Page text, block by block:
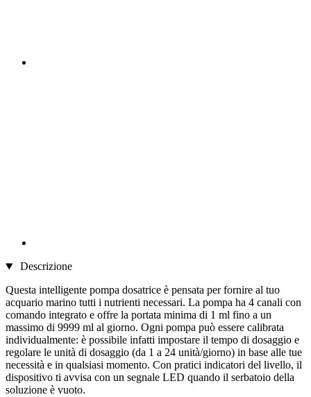
Descrizione
Questa intelligente pompa dosatrice è pensata per fornire al tuo
acquario marino tutti i nutrienti necessari. La pompa ha 4 canali con
comando integrato e offre la portata minima di 1 ml fino a un
massimo di 9999 ml al giorno. Ogni pompa può essere calibrata
individualmente: è possibile infatti impostare il tempo di dosaggio e
regolare le unità di dosaggio (da 1 a 24 unità/giorno) in base alle tue
necessità e in qualsiasi momento. Con pratici indicatori del livello, il
dispositivo ti avvisa con un segnale LED quando il serbatoio della
soluzione è vuoto.